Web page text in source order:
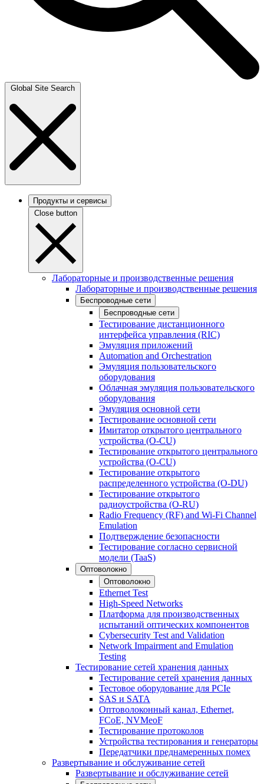
Global Site Search
Продукты и сервисы
Close button
Лабораторные и производственные решения
Лабораторные и производственные решения
Беспроводные сети
Беспроводные сети
Тестирование дистанционного
интерфейса управления (RIC)
Эмуляция приложений
Automation and Orchestration
Эмуляция пользовательского
оборудования
Облачная эмуляция пользовательского
оборудования
Эмуляция основной сети
Тестирование основной сети
Имитатор открытого центрального
устройства (O-CU)
Тестирование открытого центрального
устройства (O-CU)
Тестирование открытого
распределенного устройства (O-DU)
Тестирование открытого
радиоустройства (O-RU)
Radio Frequency (RF) and Wi-Fi Channel
Emulation
Подтверждение безопасности
Тестирование согласно сервисной
модели (TaaS)
Оптоволокно
Оптоволокно
Ethernet Test
High-Speed Networks
Платформа для производственных
испытаний оптических компонентов
Cybersecurity Test and Validation
Network Impairment and Emulation
Testing
Тестирование сетей хранения данных
Тестирование сетей хранения данных
Тестовое оборудование для PCIe
SAS и SATA
Оптоволоконный канал, Ethernet,
FCoE, NVMeoF
Тестирование протоколов
Устройства тестирования и генераторы
Передатчики преднамеренных помех
Развертывание и обслуживание сетей
Развертывание и обслуживание сетей